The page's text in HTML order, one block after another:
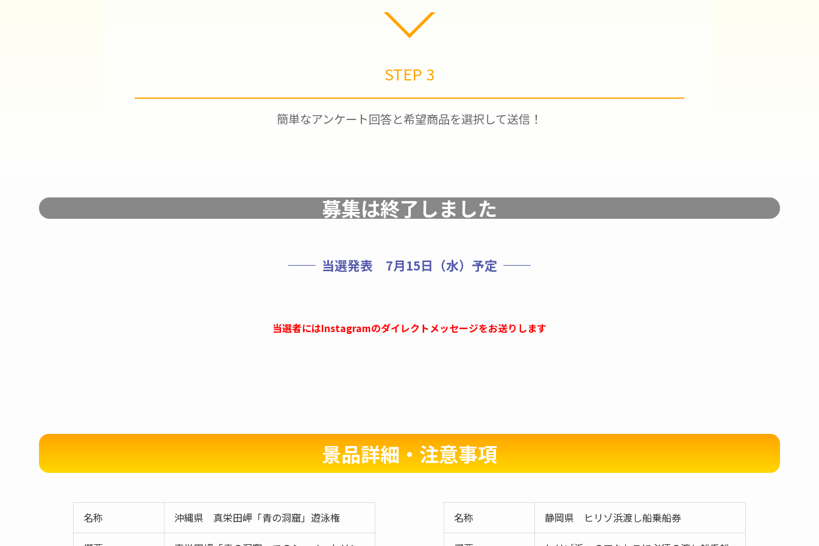
STEP 3
簡単なアンケート回答と希望商品を選択して送信！
募集は終了しました
当選発表 7月15日（水）予定
当選者にはInstagramのダイレクトメッセージをお送りします
景品詳細・注意事項
名称 沖縄県 真栄田岬「青の洞窟」遊泳権 名称 静岡県 ヒリゾ浜渡し船乗船券